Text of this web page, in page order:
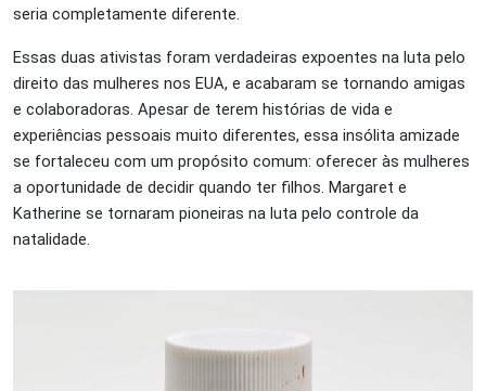
seria completamente diferente.
Essas duas ativistas foram verdadeiras expoentes na luta pelo
direito das mulheres nos EUA, e acabaram se tornando amigas
e colaboradoras. Apesar de terem histórias de vida e
experiências pessoais muito diferentes, essa insólita amizade
se fortaleceu com um propósito comum: oferecer às mulheres
a oportunidade de decidir quando ter filhos. Margaret e
Katherine se tornaram pioneiras na luta pelo controle da
natalidade.